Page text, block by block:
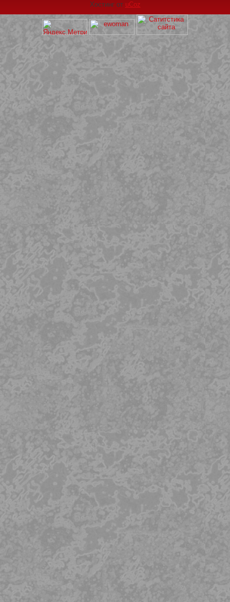
Хостинг от uCoz